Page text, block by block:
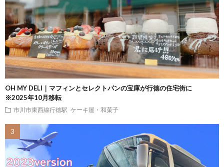
OH MY DELI｜マフィンとセレクトパンの宝庫が行徳の住宅街に
※2025年10月移転
市川市東西線行徳駅 ケーキ屋・和菓子